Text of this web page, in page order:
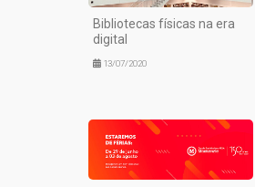
Bibliotecas físicas na era
digital
13/07/2020